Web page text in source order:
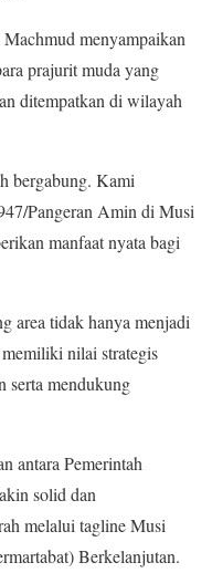
menyampaikan
prajurit muda yang
ditempatkan di wilayah
bergabung. Kami
Pangeran Amin di Musi
manfaat nyata bagi
area tidak hanya menjadi
nilai strategis
serta mendukung
antara Pemerintah
solid dan
melalui tagline Musi
Berkelanjutan.